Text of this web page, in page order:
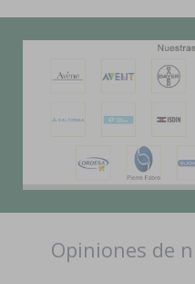
Opiniones de